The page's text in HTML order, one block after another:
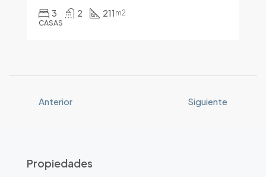
3 2 211 m2
CASAS
Anterior Siguiente
Propiedades